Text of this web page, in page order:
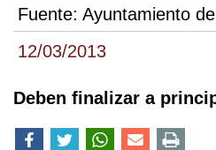
12/03/2013
Fuente: Ayuntamiento
Deben finalizar a